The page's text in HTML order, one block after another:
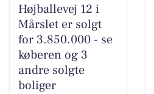
Højballevej 12 i
Mårslet er solgt
for 3.850.000 - se
køberen og 3
andre solgte
boliger